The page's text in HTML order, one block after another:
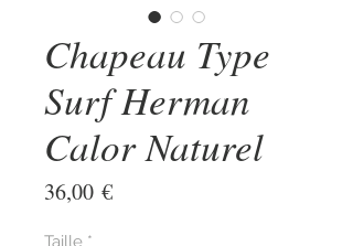
Chapeau Type
Surf Herman
Calor Naturel
36,00 €Prix